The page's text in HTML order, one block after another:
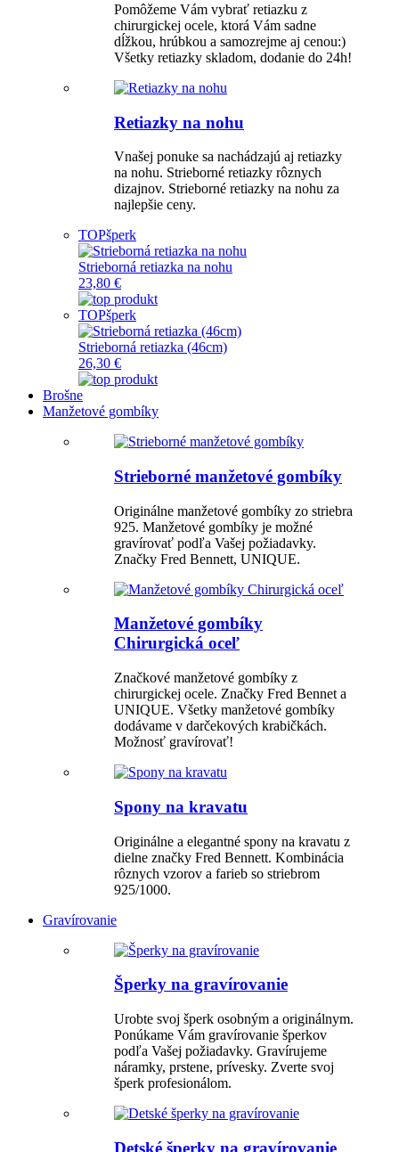
Pomôžeme Vám vybrať retiazku z
chirurgickej ocele, ktorá Vám sadne
dĺžkou, hrúbkou a samozrejme aj cenou:)
Všetky retiazky skladom, dodanie do 24h!
Retiazky na nohu
Vnašej ponuke sa nachádzajú aj retiazky
na nohu. Strieborné retiazky rôznych
dizajnov. Strieborné retiazky na nohu za
najlepšie ceny.
TOPšperk
Strieborná retiazka na nohu
23,80 €
TOPšperk
Strieborná retiazka (46cm)
26,30 €
Brošne
Manžetové gombíky
Strieborné manžetové gombíky
Originálne manžetové gombíky zo striebra
925. Manžetové gombíky je možné
gravírovať podľa Vašej požiadavky.
Značky Fred Bennett, UNIQUE.
Manžetové gombíky
Chirurgická oceľ
Značkové manžetové gombíky z
chirurgickej ocele. Značky Fred Bennet a
UNIQUE. Všetky manžetové gombíky
dodávame v darčekových krabičkách.
Možnosť gravírovať!
Spony na kravatu
Originálne a elegantné spony na kravatu z
dielne značky Fred Bennett. Kombinácia
rôznych vzorov a farieb so striebrom
925/1000.
Gravírovanie
Šperky na gravírovanie
Urobte svoj šperk osobným a originálnym.
Ponúkame Vám gravírovanie šperkov
podľa Vašej požiadavky. Gravírujeme
náramky, prstene, prívesky. Zverte svoj
šperk profesionálom.
Detské šperky na gravírovanie